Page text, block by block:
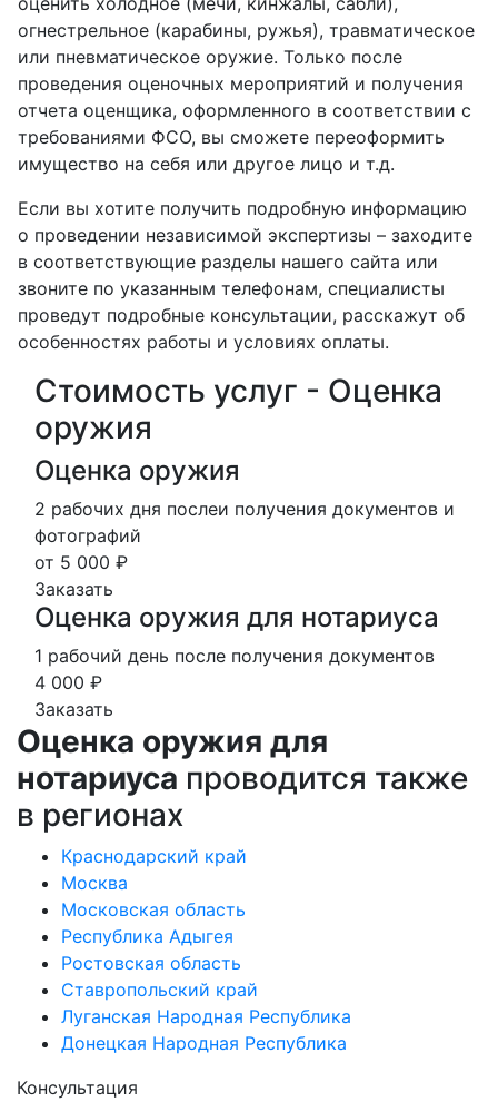
огнестрельное (карабины, ружья), травматическое
или пневматическое оружие. Только после
проведения оценочных мероприятий и получения
отчета оценщика, оформленного в соответствии с
требованиями ФСО, вы сможете переоформить
имущество на себя или другое лицо и т.д.
Если вы хотите получить подробную информацию
о проведении независимой экспертизы – заходите
в соответствующие разделы нашего сайта или
звоните по указанным телефонам, специалисты
проведут подробные консультации, расскажут об
особенностях работы и условиях оплаты.
Стоимость услуг - Оценка
оружия
Оценка оружия
2 рабочих дня послеи получения документов и
фотографий
от 5 000 ₽
Заказать
Оценка оружия для нотариуса
1 рабочий день после получения документов
4 000 ₽
Заказать
Оценка оружия для
нотариуса проводится также
в регионах
Краснодарский край
Москва
Московская область
Республика Адыгея
Ростовская область
Ставропольский край
Луганская Народная Республика
Донецкая Народная Республика
Консультация